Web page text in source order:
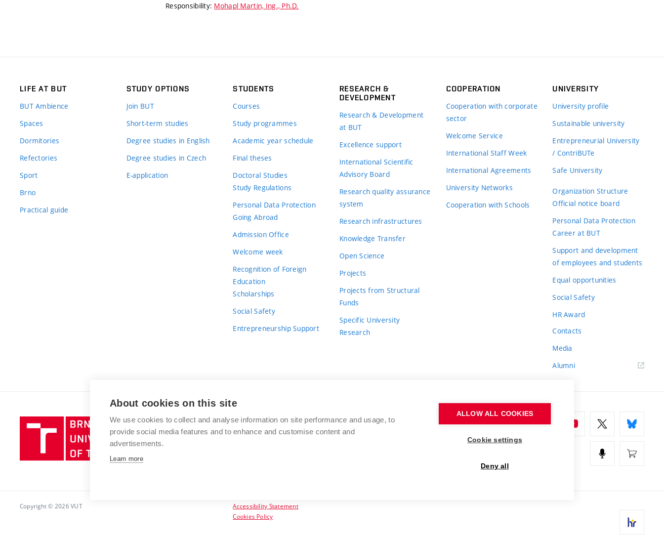
Responsibility: Mohapl Martin, Ing., Ph.D.
LIFE AT BUT
BUT Ambience
Spaces
Dormitories
Refectories
Sport
Brno
Practical guide
STUDY OPTIONS
Join BUT
Short-term studies
Degree studies in English
Degree studies in Czech
E-application
STUDENTS
Courses
Study programmes
Academic year schedule
Final theses
Doctoral Studies
Study Regulations
Personal Data Protection
Going Abroad
Admission Office
Welcome week
Recognition of Foreign
Education
Scholarships
Social Safety
Entrepreneurship Support
RESEARCH &
DEVELOPMENT
Research & Development
at BUT
Excellence support
International Scientific
Advisory Board
Research quality assurance
system
Research infrastructures
Knowledge Transfer
Open Science
Projects
Projects from Structural
Funds
Specific University
Research
COOPERATION
Cooperation with corporate
sector
Welcome Service
International Staff Week
International Agreements
University Networks
Cooperation with Schools
UNIVERSITY
University profile
Sustainable university
Entrepreneurial University
/ ContriBUTe
Safe University
Organization Structure
Official notice board
Personal Data Protection
Career at BUT
Support and development
of employees and students
Equal opportunities
Social Safety
HR Award
Contacts
Media
Alumni
Brno
University
of
BRNO UNIVERSITY OF TECHNOLOGY
Antonínská 548/1
www.vut.cz
Copyright © 2026 VUT
Accessibility Statement
Cookies Policy
About cookies on this site
We use cookies to collect and analyse information on site performance and usage, to
provide social media features and to enhance and customise content and
advertisements.
Learn more
ALLOW ALL COOKIES
Cookie settings
Deny all